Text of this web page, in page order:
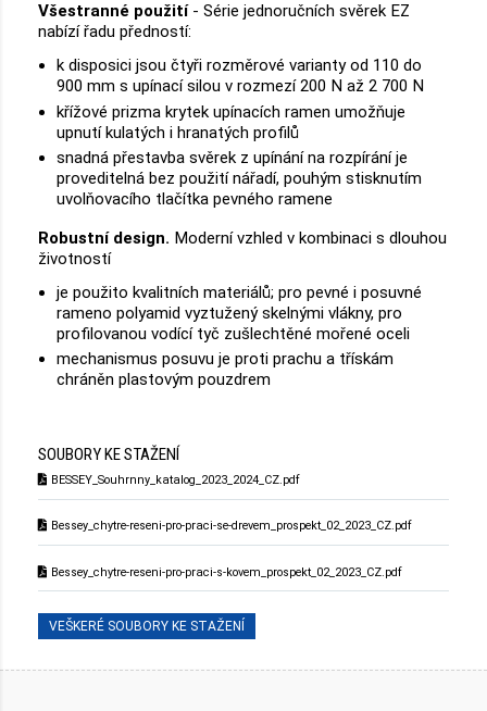
Všestranné použití- Série jednoručních svěrek EZ
nabízí řadu předností:
k disposici jsou čtyři rozměrové varianty od 110 do
900 mm s upínací silou v rozmezí 200 N až 2 700 N
křížové prizma krytek upínacích ramen umožňuje
upnutí kulatých i hranatých profilů
snadná přestavba svěrek z upínání na rozpírání je
proveditelná bez použití nářadí, pouhým stisknutím
uvolňovacího tlačítka pevného ramene
Robustní design. Moderní vzhled v kombinaci s dlouhou
životností
je použito kvalitních materiálů; pro pevné i posuvné
rameno polyamid vyztužený skelnými vlákny, pro
profilovanou vodící tyč zušlechtěné mořené oceli
mechanismus posuvu je proti prachu a třískám
chráněn plastovým pouzdrem
SOUBORY KE STAŽENÍ
BESSEY_Souhrnny_katalog_2023_2024_CZ.pdf
Bessey_chytre-reseni-pro-praci-se-drevem_prospekt_02_2023_CZ.pdf
Bessey_chytre-reseni-pro-praci-s-kovem_prospekt_02_2023_CZ.pdf
VEŠKERÉ SOUBORY KE STAŽENÍ